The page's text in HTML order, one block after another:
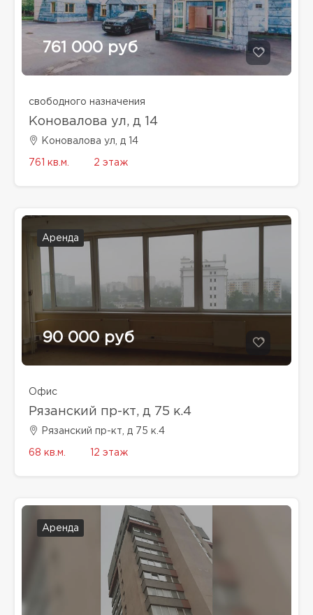
761 000 руб
свободного назначения
Коновалова ул, д 14
Коновалова ул, д 14
761 кв.м. 2 этаж
Аренда
90 000 руб
Офис
Рязанский пр-кт, д 75 к.4
Рязанский пр-кт, д 75 к.4
68 кв.м. 12 этаж
Аренда